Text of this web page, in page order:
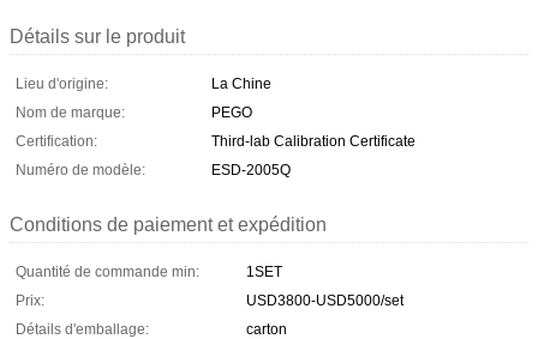
Détails sur le produit
Lieu d'origine:
La Chine
Nom de marque:
PEGO
Certification:
Third-lab Calibration Certificate
Numéro de modèle:
ESD-2005Q
Conditions de paiement et expédition
Quantité de commande min:
1SET
Prix:
USD3800-USD5000/set
Détails d'emballage:
carton